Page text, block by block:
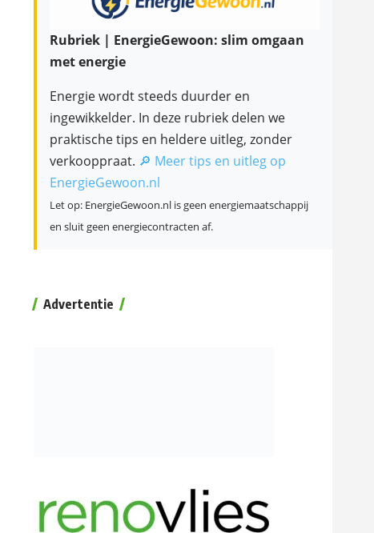
Rubriek | EnergieGewoon: slim omgaan
met energie
Energie wordt steeds duurder en
ingewikkelder. In deze rubriek delen we
praktische tips en heldere uitleg, zonder
verkooppraat. 🔎 Meer tips en uitleg op
EnergieGewoon.nl
Let op: EnergieGewoon.nl is geen energiemaatschappij
en sluit geen energiecontracten af.
Advertentie